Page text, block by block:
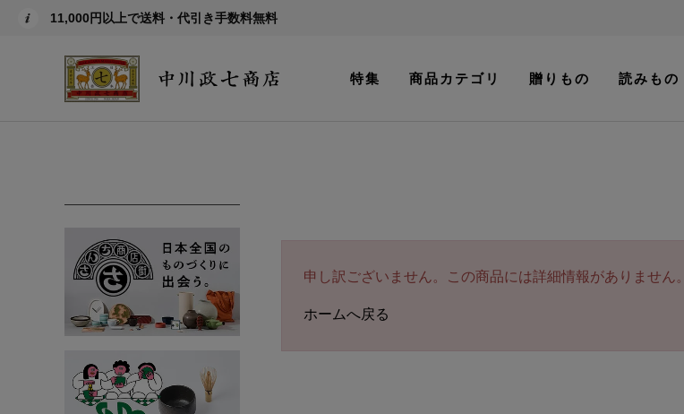
11,000円以上で送料・代引き手数料無料
特集 商品カテゴリ 贈りもの 読みもの
申し訳ございません。この商品には詳細情報がありません。
ホームへ戻る